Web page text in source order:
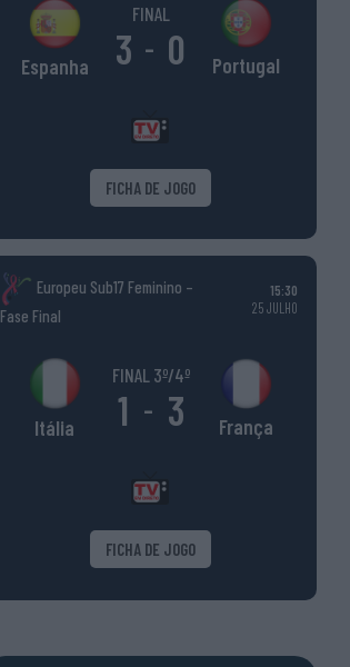
Espanha
FINAL
3 - 0 Portugal
FICHA DE JOGO
Europeu Sub17 Feminino –
Fase Final
15:30
25 JULHO
Itália
FINAL 3º/4º
1 - 3 França
FICHA DE JOGO